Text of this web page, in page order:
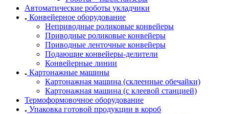
Автоматические роботы укладчики
Конвейерное оборудование
Неприводные роликовые конвейеры
Приводные роликовые конвейеры
Приводные ленточные конвейеры
Подающие конвейеры-делители
Конвейерные линии
Картонажные машины
Картонажная машина (склеенные обечайки)
Картонажная машина (с клеевой станцией)
Термоформовочное оборудование
Упаковка готовой продукции в короб